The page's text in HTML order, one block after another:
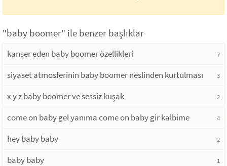
"baby boomer" ile benzer başlıklar
kanser eden baby boomer özellikleri 7
siyaset atmosferinin baby boomer neslinden kurtulması 3
x y z baby boomer ve sessiz kuşak 2
come on baby gel yanıma come on baby gir kalbime 4
hey baby baby 2
baby baby 1